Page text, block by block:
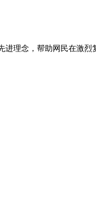
理念，帮助网民在激烈